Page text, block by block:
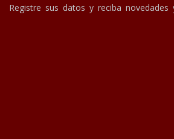
Registre sus datos y reciba novedades